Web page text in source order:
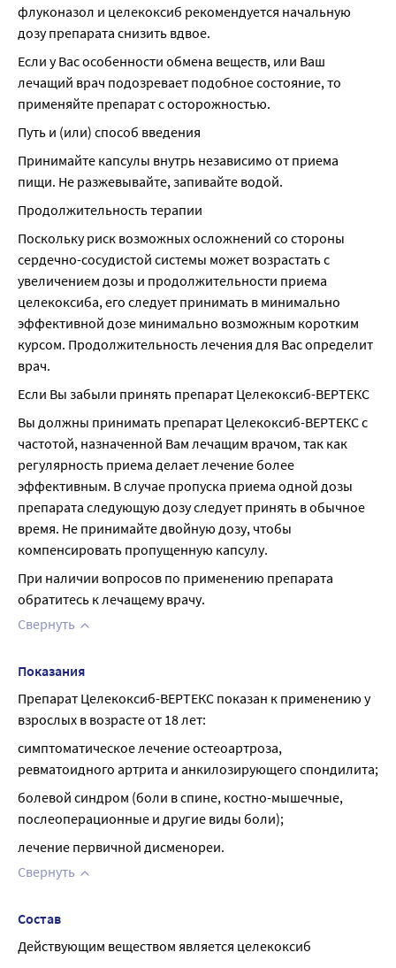
флуконазол и целекоксиб рекомендуется начальную
дозу препарата снизить вдвое.
Если у Вас особенности обмена веществ, или Ваш
лечащий врач подозревает подобное состояние, то
применяйте препарат с осторожностью.
Путь и (или) способ введения
Принимайте капсулы внутрь независимо от приема
пищи. Не разжевывайте, запивайте водой.
Продолжительность терапии
Поскольку риск возможных осложнений со стороны
сердечно-сосудистой системы может возрастать с
увеличением дозы и продолжительности приема
целекоксиба, его следует принимать в минимально
эффективной дозе минимально возможным коротким
курсом. Продолжительность лечения для Вас определит
врач.
Если Вы забыли принять препарат Целекоксиб-ВЕРТЕКС
Вы должны принимать препарат Целекоксиб-ВЕРТЕКС с
частотой, назначенной Вам лечащим врачом, так как
регулярность приема делает лечение более
эффективным. В случае пропуска приема одной дозы
препарата следующую дозу следует принять в обычное
время. Не принимайте двойную дозу, чтобы
компенсировать пропущенную капсулу.
При наличии вопросов по применению препарата
обратитесь к лечащему врачу.
Свернуть
Показания
Препарат Целекоксиб-ВЕРТЕКС показан к применению у
взрослых в возрасте от 18 лет:
симптоматическое лечение остеоартроза,
ревматоидного артрита и анкилозирующего спондилита;
болевой синдром (боли в спине, костно-мышечные,
послеоперационные и другие виды боли);
лечение первичной дисменореи.
Свернуть
Состав
Действующим веществом является целекоксиб